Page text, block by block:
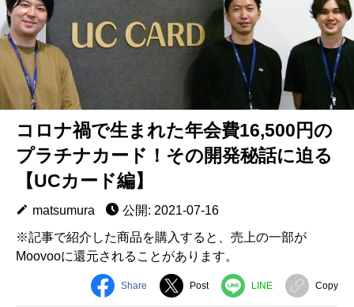
コロナ禍で生まれた年会費16,500円の
プラチナカード！その開発秘話に迫る
【UCカード編】
matsumura
公開: 2021-07-16
※記事で紹介した商品を購入すると、売上の一部が
Moovooに還元されることがあります。
Share Post LINE Copy